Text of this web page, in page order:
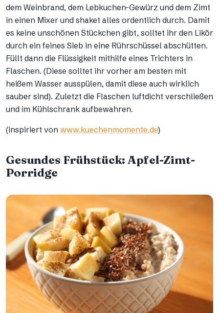
dem Weinbrand, dem Lebkuchen-Gewürz und dem Zimt
in einen Mixer und shaket alles ordentlich durch. Damit
es keine unschönen Stückchen gibt, solltet ihr den Likör
durch ein feines Sieb in eine Rührschüssel abschütten.
Füllt dann die Flüssigkeit mithilfe eines Trichters in
Flaschen. (Diese solltet ihr vorher am besten mit
heißem Wasser ausspülen, damit diese auch wirklich
sauber sind). Zuletzt die Flaschen luftdicht verschließen
und im Kühlschrank aufbewahren.
(inspiriert von www.kuechenmomente.de)
Gesundes Frühstück: Apfel-Zimt-
Porridge